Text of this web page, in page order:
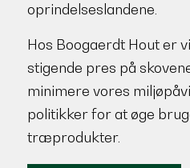
oprindelseslandene.
Hos Boogaerdt Hout er
stigende pres på
minimere vores
politikker for at øge
træprodukter.